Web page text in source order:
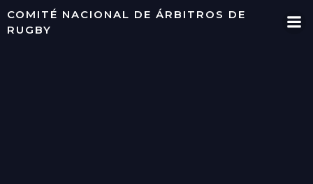
Saltar
COMITÉ NACIONAL DE ÁRBITROS DE
RUGBY